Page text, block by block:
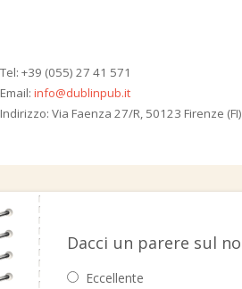
Tel: +39 (055) 27 41 571
Email: info@dublinpub.it
Indirizzo: Via Faenza 27/R, 50123 Firenze (FI)